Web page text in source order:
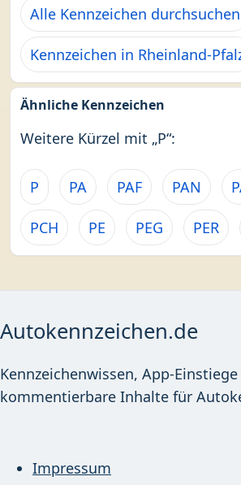
Alle Kennzeichen durchsuchen
Kennzeichen in Rheinland-
Ähnliche Kennzeichen
Weitere Kürzel mit „P“:
P PA PAF PAN
PCH PE PEG PER
Autokennzeichen.de
Kennzeichenwissen, App-
kommentierbare Inhalte für
Impressum